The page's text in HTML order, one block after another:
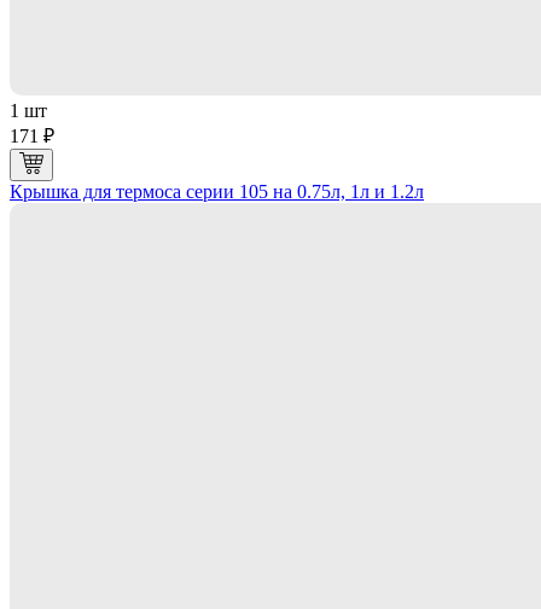
1 шт
171 ₽
Крышка для термоса серии 105 на 0.75л, 1л и 1.2л